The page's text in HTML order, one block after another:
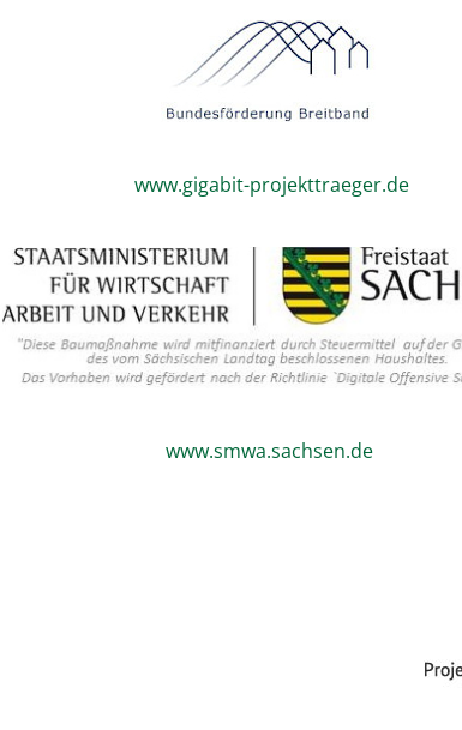
www.gigabit-projekttraeger.de
www.smwa.sachsen.de